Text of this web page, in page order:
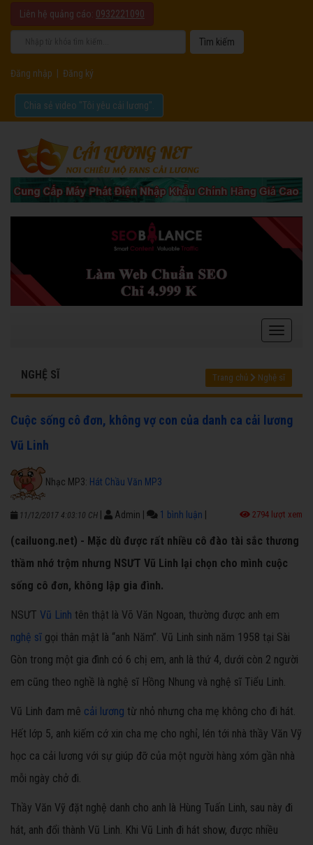
Liên hệ quảng cáo: 0932221090
Đăng nhập Đăng ký
Chia sẻ video "Tôi yêu cải lương".
NGHỆ SĨ Trang chủ Nghệ sĩ
Cuộc sống cô đơn, không vợ con của danh ca cải lương
Vũ Linh
Nhạc MP3: Hát Chầu Văn MP3
11/12/2017 4:03:10 CH Admin 1 bình luận 2794 lượt xem
(cailuong.net) - Mặc dù được rất nhiều cô đào tài sắc thương
thầm nhớ trộm nhưng NSƯT Vũ Linh lại chọn cho mình cuộc
sống cô đơn, không lập gia đình.
NSƯT Vũ Linh tên thật là Võ Văn Ngoan, thường được anh em
nghệ sĩ gọi thân mật là “anh Năm”. Vũ Linh sinh năm 1958 tại Sài
Gòn trong một gia đình có 6 chị em, anh là thứ 4, dưới còn 2 người
em cũng theo nghề là nghệ sĩ Hồng Nhung và nghệ sĩ Tiểu Linh.
Vũ Linh đam mê cải lương từ nhỏ nhưng cha mẹ không cho đi hát.
Hết lớp 5, anh kiếm cớ xin cha mẹ cho nghỉ, lén tới nhà thầy Văn Vỹ
học ca cải lương với sự giúp đỡ của một người hàng xóm gần nhà
mỗi ngày chở đi.
Thầy Văn Vỹ đặt nghệ danh cho anh là Hùng Tuấn Linh, sau này đi
hát, anh đổi thành Vũ Linh. Khi Vũ Linh đi hát show, được nhiều